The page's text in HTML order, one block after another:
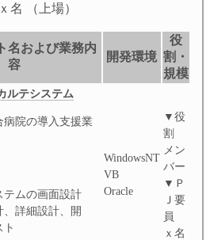
（上場）
名および業務内
容
開発環境
役
割・
規模
ルテシステム
病院の導入支援業
テムの画面設計
、詳細設計、開
ト
WindowsNT
VB
Oracle
▼役
割
メン
バー
▼Ｐ
Ｊ要
員
ｘ名